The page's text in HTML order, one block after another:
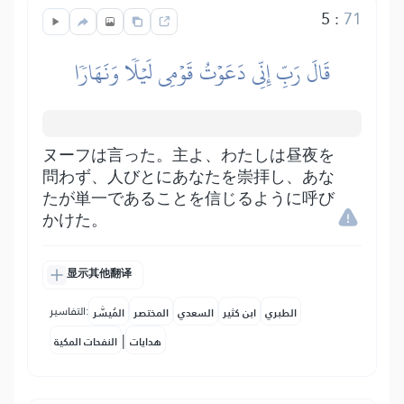
5 : 71
قَالَ رَبِّ إِنِّي دَعَوۡتُ قَوۡمِي لَيۡلٗا وَنَهَارٗا
ヌーフは言った。主よ、わたしは昼夜を
問わず、人びとにあなたを崇拝し、あな
たが単一であることを信じるように呼び
かけた。
显示其他翻译
التفاسير: المُيسَّر المختصر السعدي ابن كثير الطبري
النفحات المكية | هدايات